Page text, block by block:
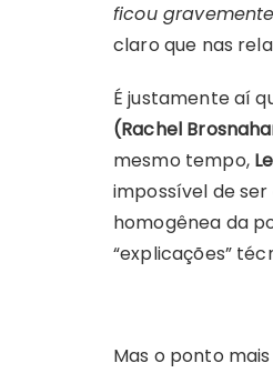
ficou
claro que nas
É justamente aí
(Rachel
mesmo tempo,
impossível de
homogênea da
“explicações”
Mas o ponto